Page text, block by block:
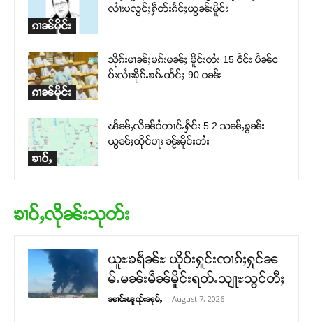
ၵၢၼ်မိူင်း
လၢႆးပလွင်ႈႁဵတ်းၵႅင်ႈယွၼ်းမိူင်း
ၵၢၼ်မိူင်း
သိုၵ်းမၢၼ်ႈမၵ်းမၼ်ႈ မိူင်းတႆး 15 ဝဵင်း ပဵၼ်င
ဝ်းလၢႆးၶိုၵ်ႉၶၵ်ႉထႅင်ႈ 90 ဝၼ်း
ၶၢဝ်ႇ
ၽႅၼ်ႇလိၼ်ဝႆတၢင်ႉႁႅင်း 5.2 သၼ်ႇၶွၼ်း
ယွၼ်ႈထိုင်ပႃး ၼႂ်းမိူင်းတႆး
ၶၢဝ်ႇလိုၼ်းသုတ်း
ယူႊၶရဵၼ်ႊ ယိုဝ်းႁူင်းၸၢၵ်ႈႁုင်ၼ
မ်ႉမၼ်းမဵၼ်မိူင်းရတ်ႉသျႃႊသွင်တီႈ
ၼၢင်းၽူၺ်းၼုမ်ႇ - August 7, 2026